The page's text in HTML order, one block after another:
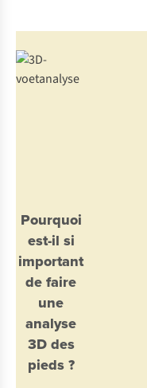
Pourquoi
est-il si
important
de faire
une
analyse
3D des
pieds ?